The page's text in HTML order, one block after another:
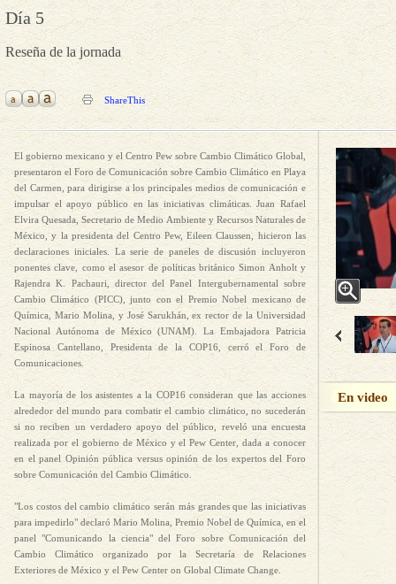
Día 5
Reseña de la jornada
ShareThis
El gobierno mexicano y el Centro Pew sobre Cambio Climático Global,
presentaron el Foro de Comunicación sobre Cambio Climático en Playa
del Carmen, para dirigirse a los principales medios de comunicación e
impulsar el apoyo público en las iniciativas climáticas. Juan Rafael
Elvira Quesada, Secretario de Medio Ambiente y Recursos Naturales de
México, y la presidenta del Centro Pew, Eileen Claussen, hicieron las
declaraciones iniciales. La serie de paneles de discusión incluyeron
ponentes clave, como el asesor de políticas británico Simon Anholt y
Rajendra K. Pachauri, director del Panel Intergubernamental sobre
Cambio Climático (PICC), junto con el Premio Nobel mexicano de
Química, Mario Molina, y José Sarukhán, ex rector de la Universidad
Nacional Autónoma de México (UNAM). La Embajadora Patricia
Espinosa Cantellano, Presidenta de la COP16, cerró el Foro de
Comunicaciones.
La mayoría de los asistentes a la COP16 consideran que las acciones
alrededor del mundo para combatir el cambio climático, no sucederán
si no reciben un verdadero apoyo del público, reveló una encuesta
realizada por el gobierno de México y el Pew Center, dada a conocer
en el panel Opinión pública versus opinión de los expertos del Foro
sobre Comunicación del Cambio Climático.
"Los costos del cambio climático serán más grandes que las iniciativas
para impedirlo" declaró Mario Molina, Premio Nobel de Química, en el
panel "Comunicando la ciencia" del Foro sobre Comunicación del
Cambio Climático organizado por la Secretaría de Relaciones
Exteriores de México y el Pew Center on Global Climate Change.
En video